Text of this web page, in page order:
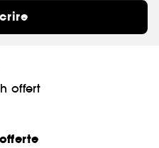
offert